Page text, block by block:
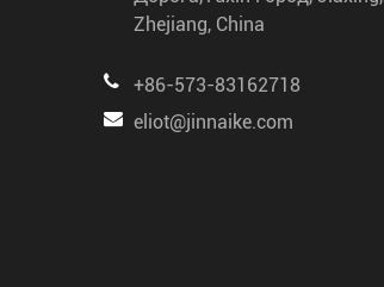
Zhejiang, China
+86-573-83162718
eliot@jinnaike.com